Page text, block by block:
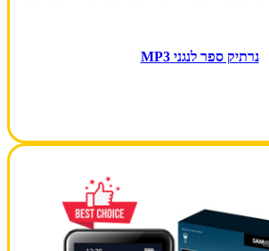
נרתיק ספר לנגני MP3